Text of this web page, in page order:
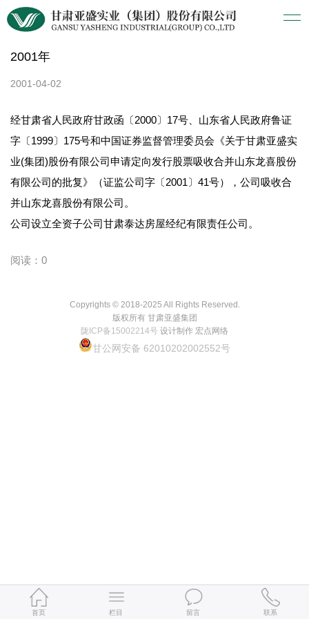
2001年
2001-04-02
经甘肃省人民政府甘政函〔2000〕17号、山东省人民政府鲁证
字〔1999〕175号和中国证券监督管理委员会《关于甘肃亚盛实
业(集团)股份有限公司申请定向发行股票吸收合并山东龙喜股份
有限公司的批复》（证监公司字〔2001〕41号），公司吸收合
并山东龙喜股份有限公司。
公司设立全资子公司甘肃泰达房屋经纪有限责任公司。
阅读：0
Copyrights © 2018-2025 All Rights Reserved.
版权所有 甘肃亚盛集团
陇ICP备15002214号 设计制作 宏点网络
甘公网安备 62010202002552号
首页 栏目 留言 联系